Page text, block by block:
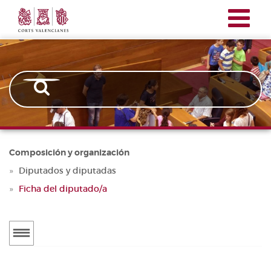
Pasar
contenido
principal
Corts
Valencianes
Composición y organización
Diputados y diputadas
Ficha del diputado/a
Menú